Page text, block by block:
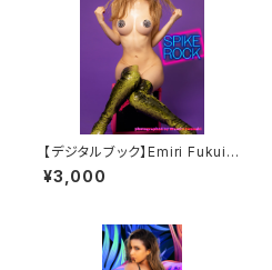
【デジタルブック】Emiri Fukui
「SPIKE ROCK」DAREA drea
m factory magazine
¥3,000